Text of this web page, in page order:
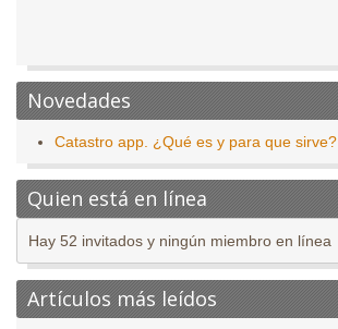
Novedades
Catastro app. ¿Qué es y para que sirve?
Quien está en línea
Hay 52 invitados y ningún miembro en línea
Artículos más leídos